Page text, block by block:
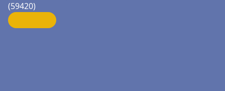
(59420)